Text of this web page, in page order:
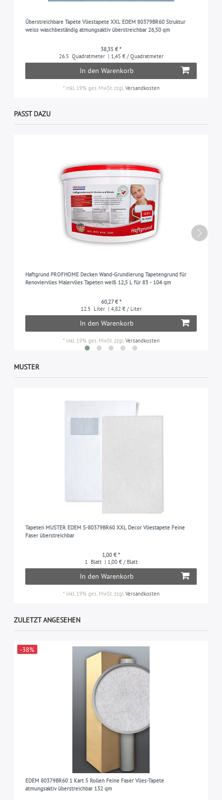
Überstreichbare Tapete Vliestapete XXL EDEM 80379BR60 Struktur
weiss waschbeständig atmungsaktiv überstreichbar 26,50 qm
38,35 € *
26.5 Quadratmeter | 1,45 € / Quadratmeter
In den Warenkorb
* inkl. 19% ges. MwSt. zzgl. Versandkosten
PASST DAZU
Haftgrund PROFHOME Decken Wand-Grundierung Tapetengrund für
Renoviervlies Malervlies Tapeten weiß 12,5 L für 83 - 104 qm
60,27 € *
12.5 Liter | 4,82 € / Liter
In den Warenkorb
* inkl. 19% ges. MwSt.zzgl.Versandkosten
MUSTER
Tapeten MUSTER EDEM S-80379BR60 XXL Decor Vliestapete Feine
Faser überstreichbar
1,00 € *
1 Blatt | 1,00 € / Blatt
In den Warenkorb
* inkl. 19% ges. MwSt.zzgl.Versandkosten
ZULETZT ANGESEHEN
-38%
EDEM 80379BR60 1 Kart 5 Rollen Feine Faser Vlies-Tapete
atmungsaktiv überstreichbar 132 qm